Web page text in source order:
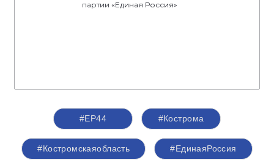
партии «Единая Россия»
#ЕР44 #Кострома
#Костромскаяобласть #‎ЕдинаяРоссия